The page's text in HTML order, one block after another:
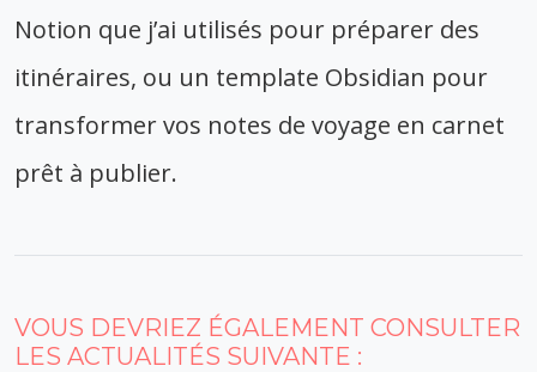
Notion que j’ai utilisés pour préparer des
itinéraires, ou un template Obsidian pour
transformer vos notes de voyage en carnet
prêt à publier.
VOUS DEVRIEZ ÉGALEMENT CONSULTER
LES ACTUALITÉS SUIVANTE :